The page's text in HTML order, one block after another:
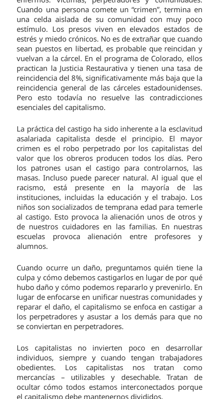
Cuando una persona comete un “crimen”, termina en
una celda aislada de su comunidad con muy poco
estímulo. Los presos viven en elevados estados de
estrés y miedo crónicos. No es de extrañar que cuando
sean puestos en libertad, es probable que reincidan y
vuelvan a la cárcel. En el programa de Colorado, ellos
practican la Justicia Restaurativa y tienen una tasa de
reincidencia del 8%, significativamente más baja que la
reincidencia general de las cárceles estadounidenses.
Pero esto todavía no resuelve las contradicciones
esenciales del capitalismo.
La práctica del castigo ha sido inherente a la esclavitud
asalariada capitalista desde el principio. El mayor
crimen es el robo perpetrado por los capitalistas del
valor que los obreros producen todos los días. Pero
los patrones usan el castigo para controlarnos, las
masas. Incluso puede parecer natural. Al igual que el
racismo, está presente en la mayoría de las
instituciones, incluidas la educación y el trabajo. Los
niños son socializados de temprana edad para temerle
al castigo. Esto provoca la alienación unos de otros y
de nuestros cuidadores en las familias. En nuestras
escuelas provoca alienación entre profesores y
alumnos.
Cuando ocurre un daño, preguntamos quién tiene la
culpa y cómo debemos castigarlos en lugar de por qué
hubo daño y cómo podemos repararlo y prevenirlo. En
lugar de enfocarse en unificar nuestras comunidades y
reparar el daño, el capitalismo se enfoca en castigar a
los perpetradores y asustar a los demás para que no
se conviertan en perpetradores.
Los capitalistas no invierten poco en desarrollar
individuos, siempre y cuando tengan trabajadores
obedientes. Los capitalistas nos tratan como
mercancías – utilizables y desechable. Tratan de
ocultar cómo todos estamos interconectados porque
el capitalismo debe mantenernos divididos.